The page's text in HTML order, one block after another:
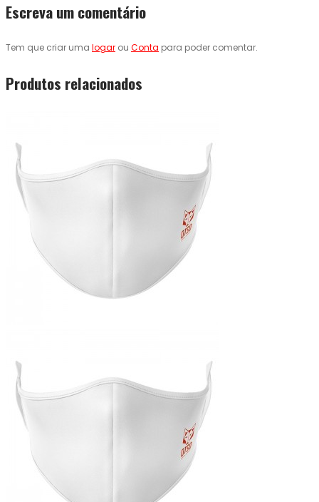
Escreva um comentário
Tem que criar uma logar ou Conta para poder comentar.
Produtos relacionados